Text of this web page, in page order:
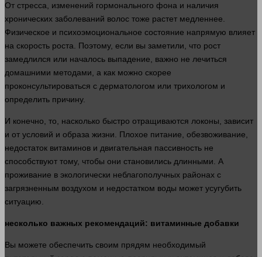
От стресса, изменений гормонального фона и наличия
хронических заболеваний волос тоже растет медленнее.
Физическое и психоэмоциональное состояние напрямую влияет
на скорость роста. Поэтому, если вы заметили, что рост
замедлился или началось выпадение, важно не лечиться
домашними методами , а как можно скорее
проконсультироваться с дерматологом или трихологом и
определить причину.
И конечно, то, насколько быстро отращиваются локоны, зависит
и от условий и образа жизни . Плохое питание, обезвоживание,
недостаток витаминов и двигательная пассивность не
способствуют тому, чтобы они становились длинными. А
проживание в экологически неблагополучных районах с
загрязненным воздухом и недостатком воды может усугубить
ситуацию.
несколько важных рекомендаций: витаминные добавки
Вы можете обеспечить своим прядям необходимый